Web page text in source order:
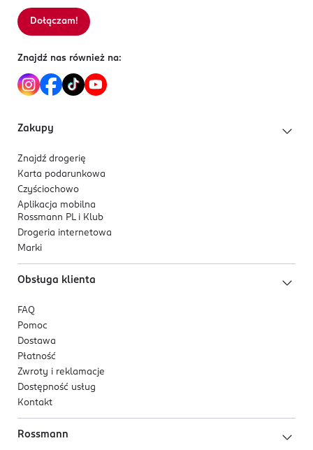
Kod EAN
Sortowanie wg
Dołączam!
Znajdź nas również na:
Zakupy
Znajdź drogerię
Karta podarunkowa
Czyściochowo
Aplikacja mobilna
Rossmann PL i Klub
Drogeria internetowa
Marki
Obsługa klienta
FAQ
Pomoc
Dostawa
Płatność
Zwroty i reklamacje
Dostępność usług
Kontakt
Rossmann